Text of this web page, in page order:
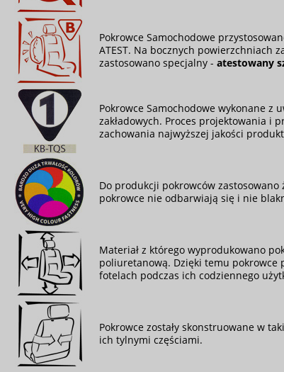
Pokrowce Samochodowe
ATEST. Na bocznych powierzchniach
zastosowano specjalny - atestowany
Pokrowce Samochodowe wykonane z
zakładowych. Proces projektowania i
zachowania najwyższej jakości
Do produkcji pokrowców zastosowano
pokrowce nie odbarwiają się i nie
Materiał z którego wyprodukowano
poliuretanową. Dzięki temu pokrowce
fotelach podczas ich codziennego
Pokrowce zostały skonstruowane w
ich tylnymi częściami.